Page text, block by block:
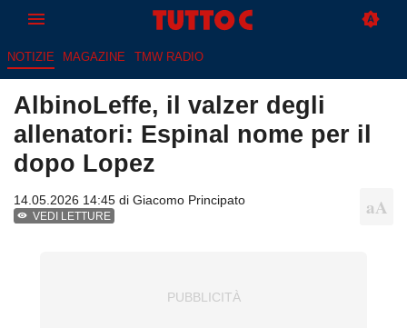
NOTIZIE MAGAZINE TMW RADIO
AlbinoLeffe, il valzer degli
allenatori: Espinal nome per il
dopo Lopez
14.05.2026 14:45 di Giacomo Principato
VEDI LETTURE